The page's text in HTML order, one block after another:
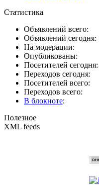
Статистика
Объявлений всего:
Объявлений сегодня:
На модерации:
Опубликованы:
Посетителей сегодня:
Переходов сегодня:
Посетителей всего:
Переходов всего:
В блокноте:
Полезное
XML feeds